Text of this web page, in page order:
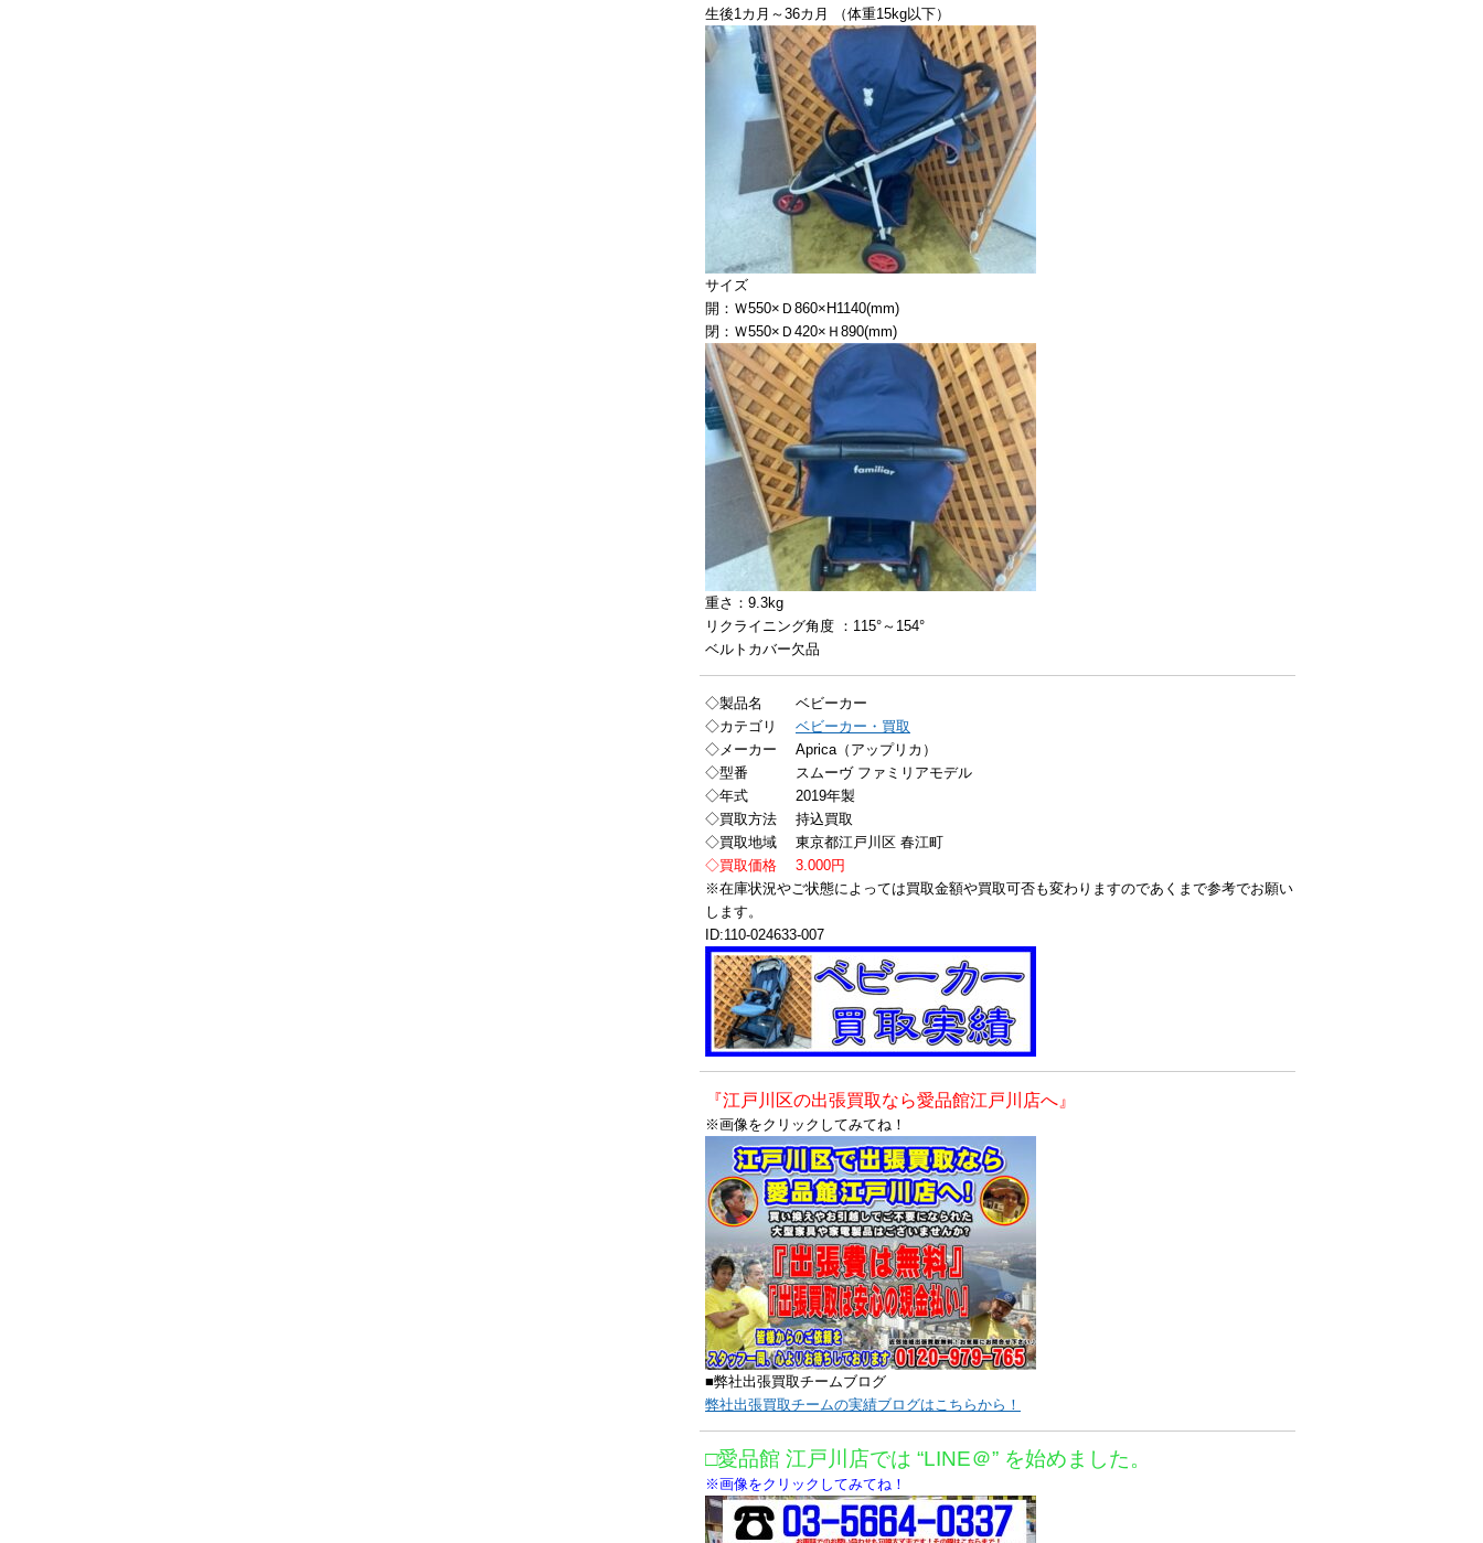
生後1カ月～36カ月 （体重15kg以下）
サイズ
開：Ｗ550×Ｄ860×H1140(mm)
閉：Ｗ550×Ｄ420×Ｈ890(mm)
重さ：9.3kg
リクライニング角度 ：115°～154°
ベルトカバー欠品
◇製品名 ベビーカー
◇カテゴリ ベビーカー・買取
◇メーカー Aprica（アップリカ）
◇型番 スムーヴ ファミリアモデル
◇年式 2019年製
◇買取方法 持込買取
◇買取地域 東京都江戸川区 春江町
◇買取価格 3.000円
※在庫状況やご状態によっては買取金額や買取可否も変わりますのであくまで参考でお願い
します。
ID:110-024633-007
『江戸川区の出張買取なら愛品館江戸川店へ』
※画像をクリックしてみてね！
■弊社出張買取チームブログ
弊社出張買取チームの実績ブログはこちらから！
□愛品館 江戸川店では “LINE＠” を始めました。
※画像をクリックしてみてね！